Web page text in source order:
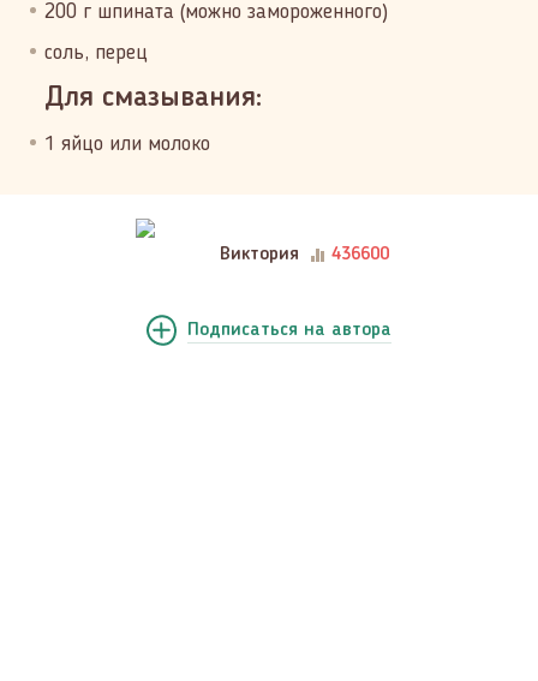
200 г шпината (можно замороженного)
соль, перец
Для смазывания:
1 яйцо или молоко
Виктория 436600
Подписаться на автора